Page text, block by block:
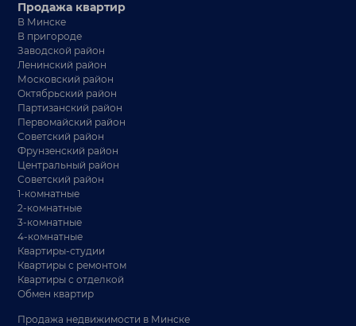
Продажа квартир
В Минске
В пригороде
Заводской район
Ленинский район
Московский район
Октябрьский район
Партизанский район
Первомайский район
Советский район
Фрунзенский район
Центральный район
Советский район
1-комнатные
2-комнатные
3-комнатные
4-комнатные
Квартиры-студии
Квартиры с ремонтом
Квартиры с отделкой
Обмен квартир
Продажа недвижимости в Минске